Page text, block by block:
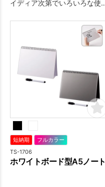
イディア次第でいろいろな使
プはイベント時の販売品とし
て人気のアイテムです！
短納期 フルカラー
TS-1706
ホワイトボード型A5ノート